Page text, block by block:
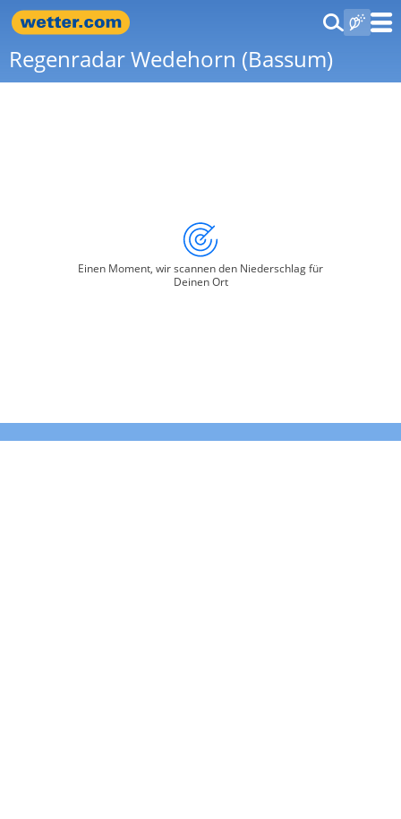
Regenradar Wedehorn (Bassum)
Einen Moment, wir scannen den Niederschlag für
Deinen Ort